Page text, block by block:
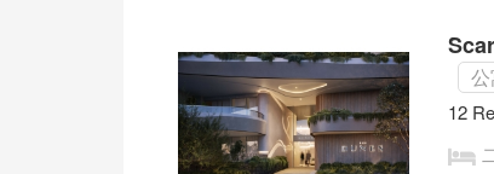
12